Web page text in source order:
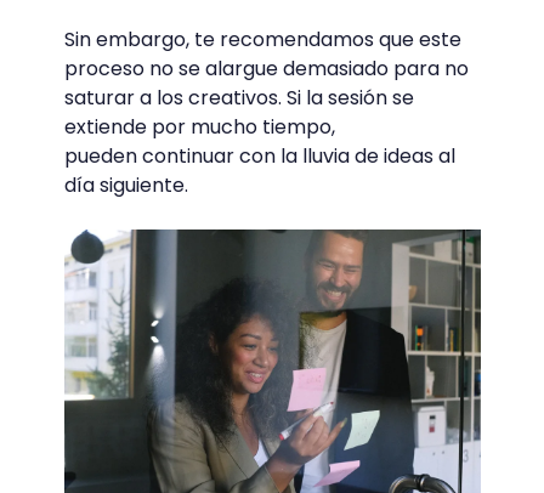
Sin embargo, te recomendamos que este
proceso no se alargue demasiado para no
saturar a los creativos. Si la sesión se
extiende por mucho tiempo,
pueden continuar con la lluvia de ideas al
día siguiente.